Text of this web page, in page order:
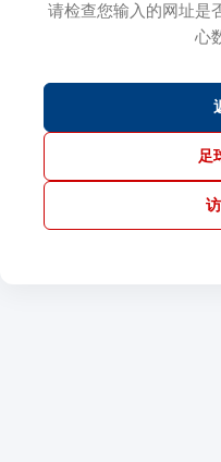
请检查您输入的网址是
心
足